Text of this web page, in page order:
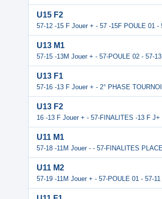
U15 F2
57-12 -15 F Jouer + - 57 -15F POULE 01 -
U13 M1
57-15 -13M Jouer + - 57-POULE 02 - 57-
U13 F1
57-16 -13 F Jouer + - 2° PHASE
U13 F2
16 -13 F Jouer + - 57-FINALITES -13 F
U11 M1
57-18 -11M Jouer - - 57-FINALITES
U11 M2
57-19 -11M Jouer + - 57-POULE 01 - 57-